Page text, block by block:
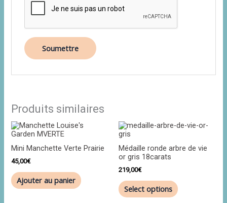
Produits similaires
Mini Manchette Verte Prairie
45,00€
Ajouter au panier
Médaille ronde arbre de vie
or gris 18carats
219,00€
Select options